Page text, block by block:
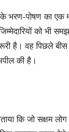
भरण-पोषण का एक
को भी
है। वह पिछले
की है।
कि जो सक्षम